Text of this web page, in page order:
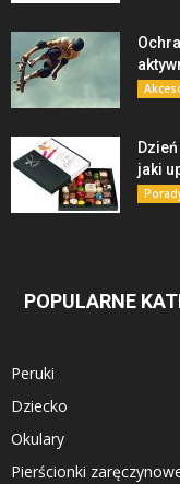
jaki
POPULARNE
Peruki
Dziecko
Okulary
Pierścionki